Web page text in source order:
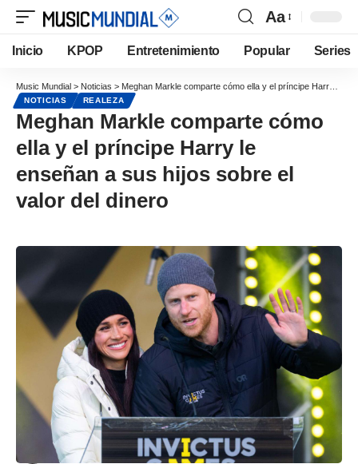
Aa
Inicio KPOP Entretenimiento Popular Series
Music Mundial > Noticias > Meghan Markle comparte cómo ella y el príncipe Harry le enseñan a sus hijos sobre el valor del dinero
NOTICIAS REALEZA
Meghan Markle comparte cómo
ella y el príncipe Harry le
enseñan a sus hijos sobre el
valor del dinero